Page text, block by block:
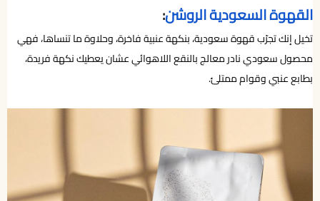
القهوة السعودية الروشن:
تخيل إنك تجرّب قهوة سعودية، بنكهة عنبية فاخرة، وحلاوة ما تنساها، فهي
محصول سعودي نادر معالج بالنقع اللاهوائي عشان يعطيك نكهة فريدة،
بطابع عنبي وقوام ممتلئ.